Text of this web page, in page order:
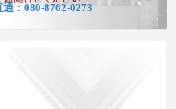
通：080-8762-0273